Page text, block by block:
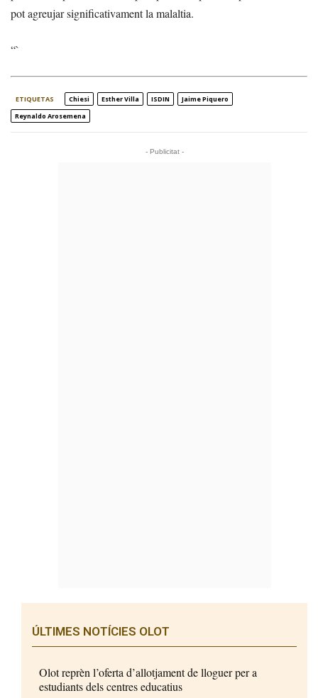
pot agreujar significativament la malaltia.
“`
ETIQUETAS Chiesi Esther Villa ISDIN
Jaime Piquero
Reynaldo Arosemena
- Publicitat -
ÚLTIMES NOTÍCIES OLOT
Olot reprèn l’oferta d’allotjament de lloguer per a
estudiants dels centres educatius